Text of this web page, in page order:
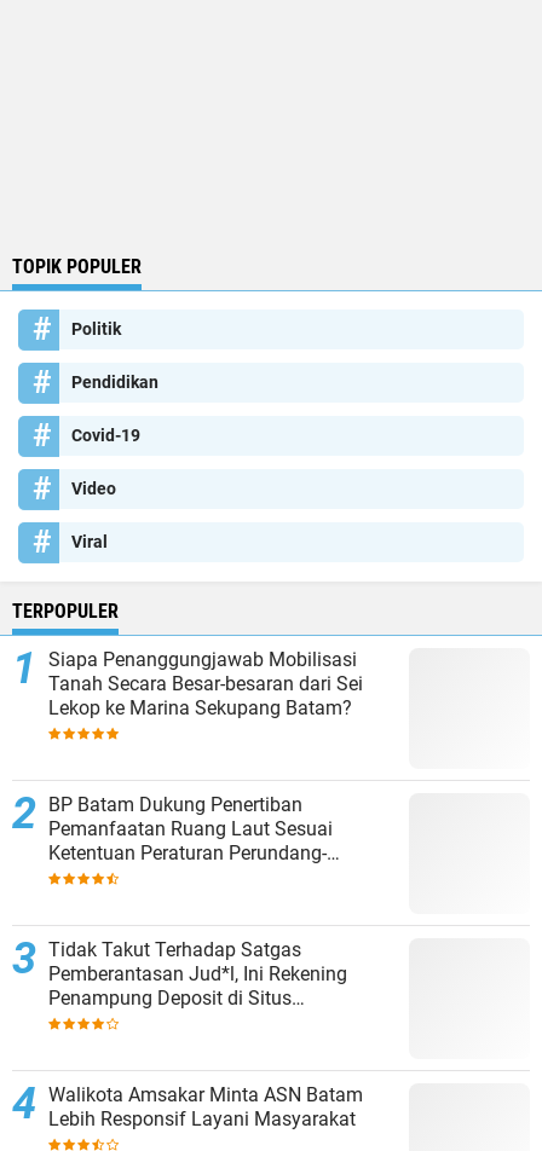
TOPIK POPULER
Politik
Pendidikan
Covid-19
Video
Viral
TERPOPULER
Siapa Penanggungjawab Mobilisasi
Tanah Secara Besar-besaran dari Sei
Lekop ke Marina Sekupang Batam?
BP Batam Dukung Penertiban
Pemanfaatan Ruang Laut Sesuai
Ketentuan Peraturan Perundang-
undangan
Tidak Takut Terhadap Satgas
Pemberantasan Jud*l, Ini Rekening
Penampung Deposit di Situs
MENARA4D
Walikota Amsakar Minta ASN Batam
Lebih Responsif Layani Masyarakat